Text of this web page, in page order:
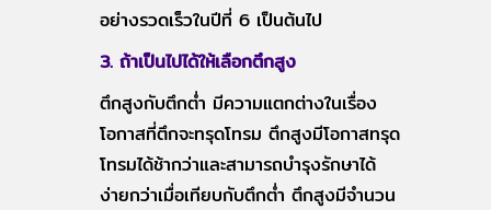
อย่างรวดเร็วในปีที่ 6 เป็นต้นไป
3. ถ้าเป็นไปได้ให้เลือกตึกสูง
ตึกสูงกับตึกต่ำ มีความแตกต่างในเรื่อง
โอกาสที่ตึกจะทรุดโทรม ตึกสูงมีโอกาสทรุด
โทรมได้ช้ากว่าและสามารถบำรุงรักษาได้
ง่ายกว่าเมื่อเทียบกับตึกต่ำ ตึกสูงมีจำนวน